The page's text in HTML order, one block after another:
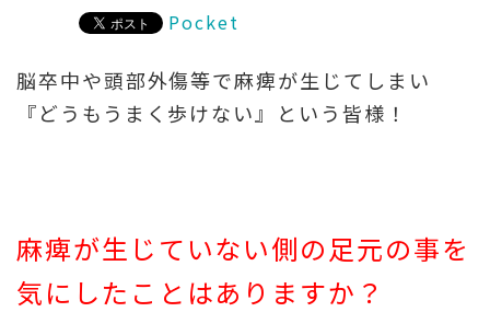
Pocket
脳卒中や頭部外傷等で麻痺が生じてしまい
『どうもうまく歩けない』という皆様！
麻痺が生じていない側の足元の事を
気にしたことはありますか？